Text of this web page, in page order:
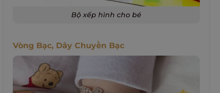
Bộ xếp hình cho bé
Vòng Bạc, Dây Chuyền Bạc